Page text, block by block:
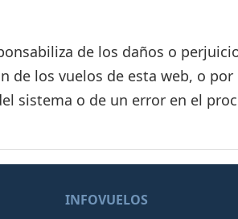
de los daños o
los vuelos de esta web, o por
sistema o de un error en el
INFOVUELOS